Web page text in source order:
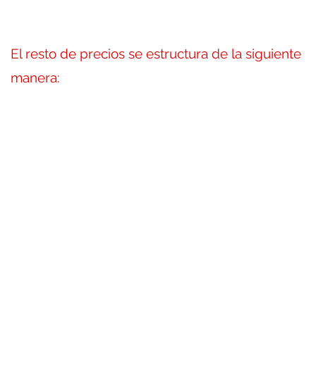
El resto de precios se estructura de la siguiente
manera: